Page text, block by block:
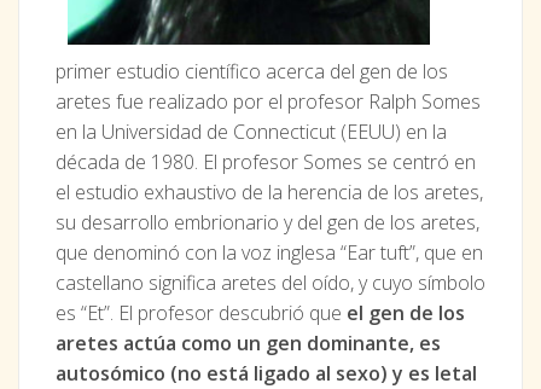
primer estudio científico acerca del gen de los
aretes fue realizado por el profesor Ralph Somes
en la Universidad de Connecticut (EEUU) en la
década de 1980. El profesor Somes se centró en
el estudio exhaustivo de la herencia de los aretes,
su desarrollo embrionario y del gen de los aretes,
que denominó con la voz inglesa “Ear tuft”, que en
castellano significa aretes del oído, y cuyo símbolo
es “Et”. El profesor descubrió que el gen de los
aretes actúa como un gen dominante, es
autosómico (no está ligado al sexo) y es letal